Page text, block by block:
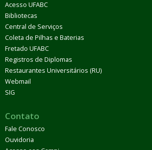
Acesso UFABC
Bibliotecas
Central de Serviços
Coleta de Pilhas e Baterias
Fretado UFABC
Registros de Diplomas
Restaurantes Universitários (RU)
Webmail
SIG
Contato
Fale Conosco
Ouvidoria